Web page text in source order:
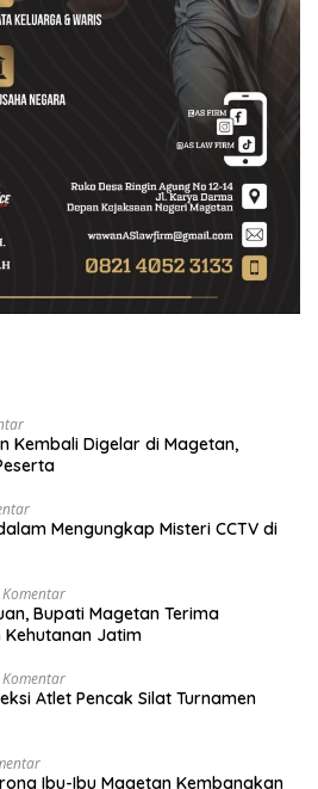
Kembali Digelar di Magetan,
Mengungkap Misteri CCTV di
Bupati Magetan Terima
Kehutanan Jatim
Atlet Pencak Silat Turnamen
Ibu-Ibu Magetan Kembangkan